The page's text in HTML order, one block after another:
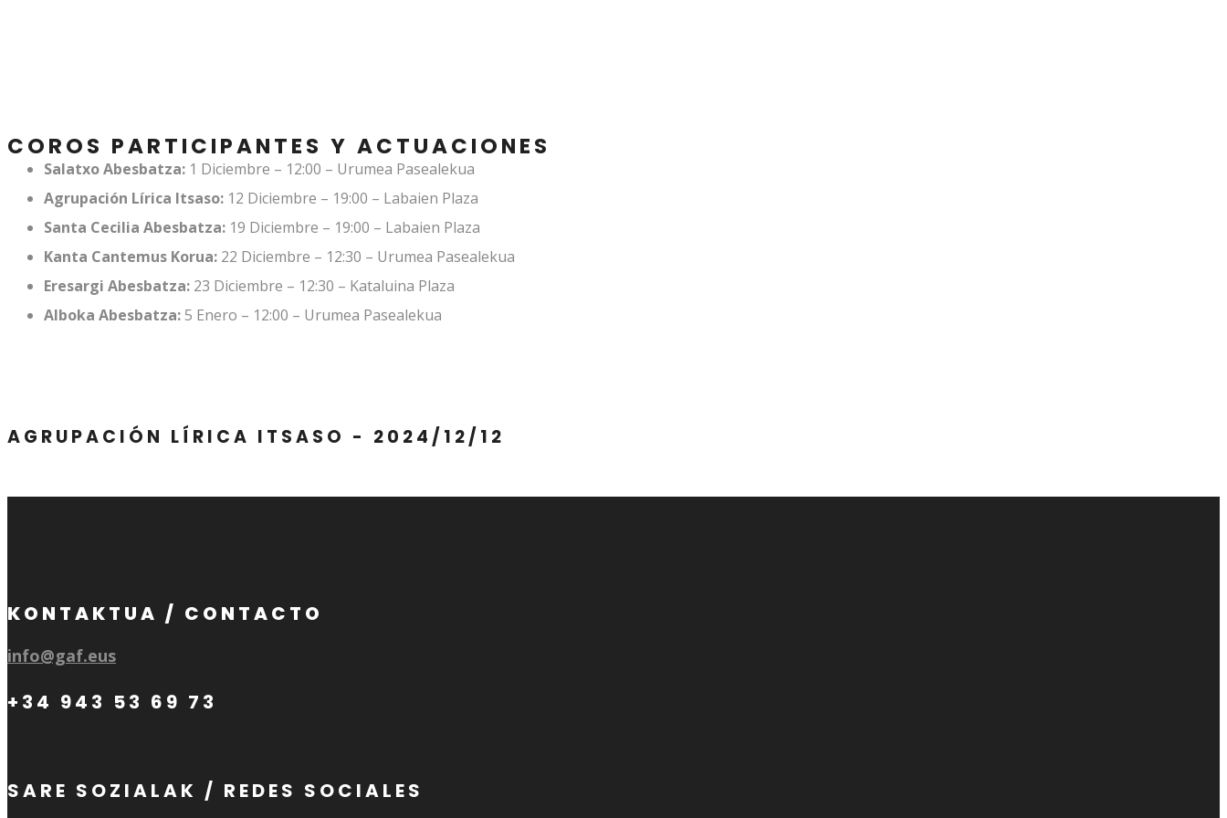
COROS PARTICIPANTES Y ACTUACIONES
Salatxo Abesbatza: 1 Diciembre – 12:00 – Urumea Pasealekua
Agrupación Lírica Itsaso: 12 Diciembre – 19:00 – Labaien Plaza
Santa Cecilia Abesbatza: 19 Diciembre – 19:00 – Labaien Plaza
Kanta Cantemus Korua: 22 Diciembre – 12:30 – Urumea Pasealekua
Eresargi Abesbatza: 23 Diciembre – 12:30 – Kataluina Plaza
Alboka Abesbatza:5 Enero – 12:00 – Urumea Pasealekua
AGRUPACIÓN LÍRICA ITSASO - 2024/12/12
KONTAKTUA / CONTACTO
info@gaf.eus
+34 943 53 69 73
SARE SOZIALAK / REDES SOCIALES